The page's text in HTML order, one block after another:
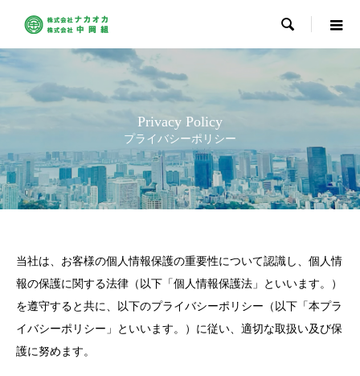

Privacy Policy
プライバシーポリシー
当社は、お客様の個人情報保護の重要性について認識し、個人情
報の保護に関する法律（以下「個人情報保護法」といいます。）
を遵守すると共に、以下のプライバシーポリシー（以下「本プラ
イバシーポリシー」といいます。）に従い、適切な取扱い及び保
護に努めます。